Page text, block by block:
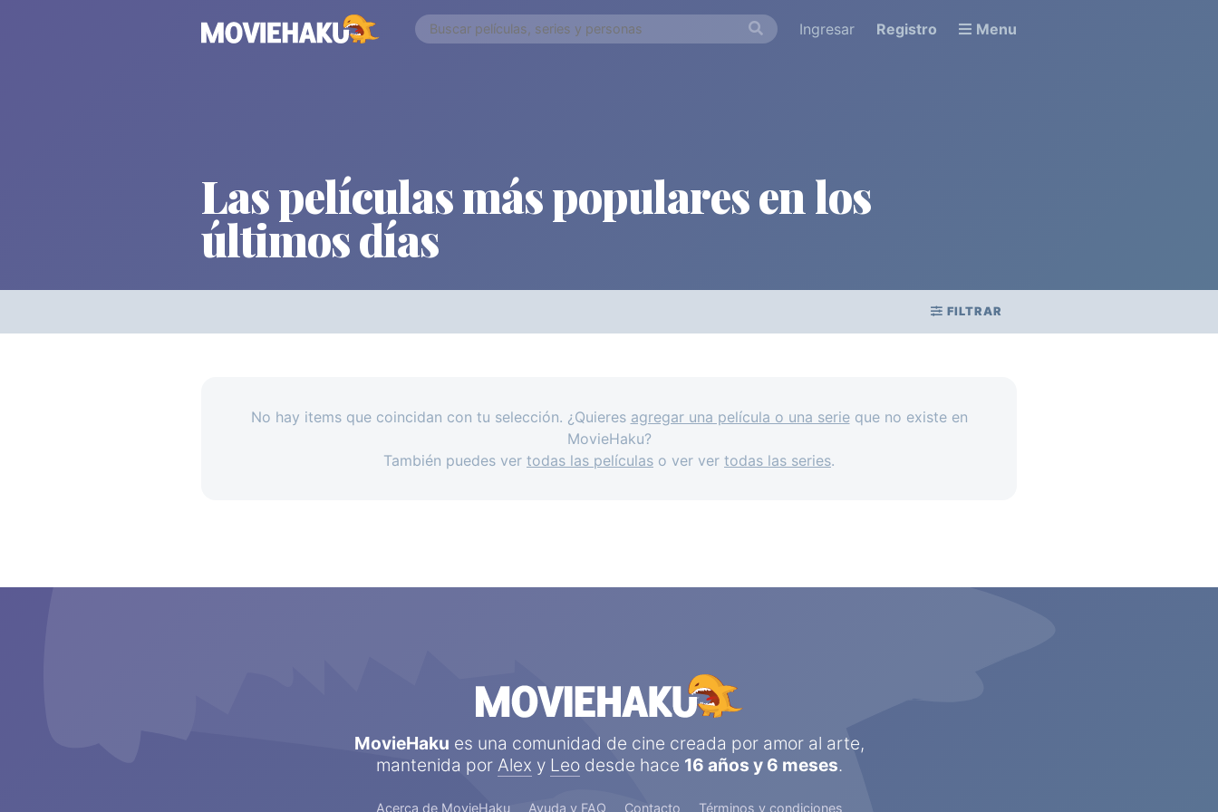
Ingresar Registro Menu
Las películas más populares en los
últimos días
FILTRAR
No hay items que coincidan con tu selección. ¿Quieres agregar una película o una serieque no existe en
MovieHaku?
También puedes ver todas las películas o ver ver todas las series.
MovieHaku es una comunidad de cine creada por amor al arte,
mantenida por Alex y Leodesde hace 16 años y 6 meses.
Acerca de MovieHaku Ayuda y FAQ Contacto Términos y condiciones